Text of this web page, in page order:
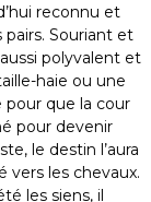
reconnu et
Souriant et
polyvalent et
haie ou une
pour que la cour
pour devenir
le destin l’aura
vers les chevaux.
les siens, il